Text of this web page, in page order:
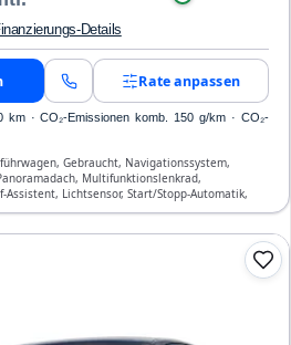
Details
Rate anpassen
km · CO₂-Emissionen komb. 150 g/km · CO₂-
Gebraucht, Navigationssystem,
Multifunktionslenkrad,
Assistent, Lichtsensor, Start/Stopp-Automatik,
Erkennung, ESP, ABS,